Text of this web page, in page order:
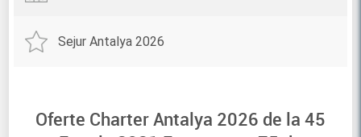
Sejur Antalya 2026
Oferte Charter Antalya 2026 de la 45